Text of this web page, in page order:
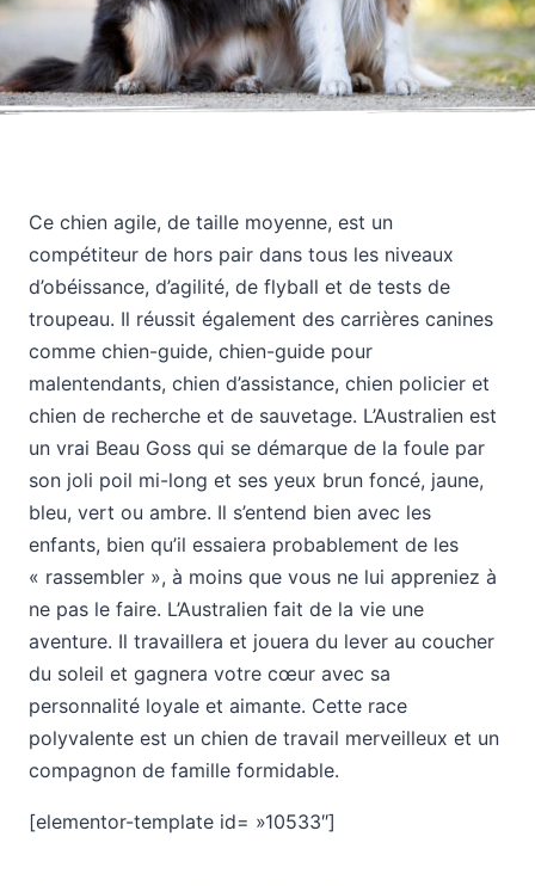
Ce chien agile, de taille moyenne, est un
compétiteur de hors pair dans tous les niveaux
d’obéissance, d’agilité, de flyball et de tests de
troupeau. Il réussit également des carrières canines
comme chien-guide, chien-guide pour
malentendants, chien d’assistance, chien policier et
chien de recherche et de sauvetage. L’Australien est
un vrai Beau Goss qui se démarque de la foule par
son joli poil mi-long et ses yeux brun foncé, jaune,
bleu, vert ou ambre. Il s’entend bien avec les
enfants, bien qu’il essaiera probablement de les
« rassembler », à moins que vous ne lui appreniez à
ne pas le faire. L’Australien fait de la vie une
aventure. Il travaillera et jouera du lever au coucher
du soleil et gagnera votre cœur avec sa
personnalité loyale et aimante. Cette race
polyvalente est un chien de travail merveilleux et un
compagnon de famille formidable.
[elementor-template id= »10533″]